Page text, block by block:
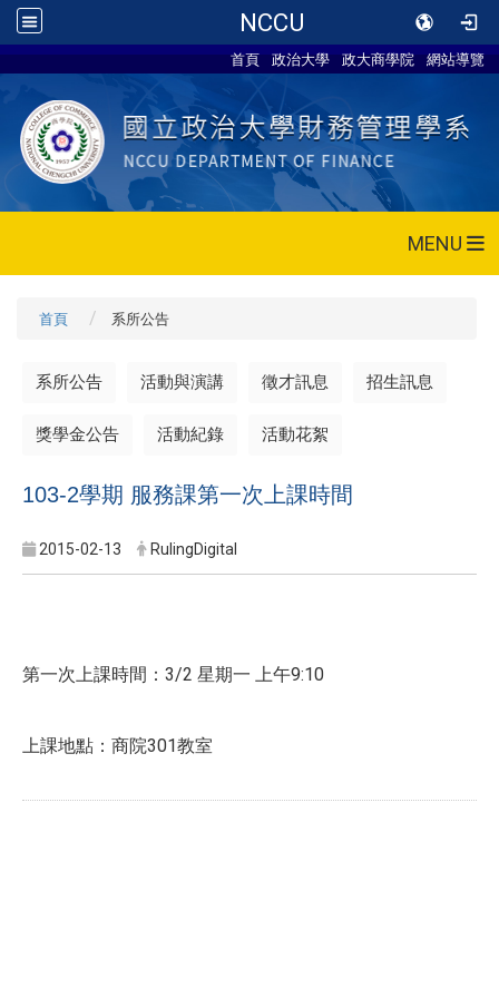
NCCU
首頁 政治大學 政大商學院 網站導覽
MENU
首頁 系所公告
系所公告 活動與演講 徵才訊息 招生訊息
獎學金公告 活動紀錄 活動花絮
103-2學期 服務課第一次上課時間
2015-02-13 RulingDigital
第一次上課時間：3/2 星期一 上午9:10
上課地點：商院301教室